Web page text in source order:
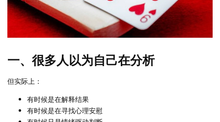
一、很多人以为自己在分析
但实际上：
有时候是在解释结果
有时候是在寻找心理安慰